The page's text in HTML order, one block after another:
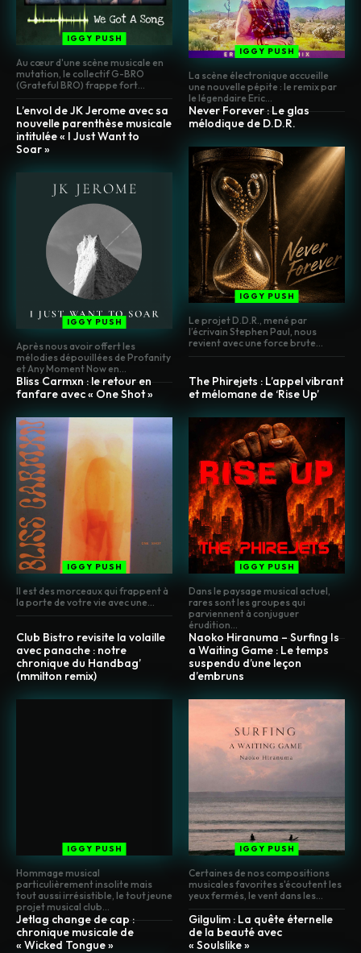
IGGY PUSH
Au cœur d'une scène musicale en
mutation, le collectif G-BRO
(Grateful BRO) frappe fort...
IGGY PUSH
La scène électronique accueille
une nouvelle pépite : le remix par
le légendaire Eric...
L’envol de JK Jerome avec sa
nouvelle parenthèse musicale
intitulée « I Just Want to
Soar »
IGGY PUSH
Après nous avoir offert les
mélodies dépouillées de Profanity
et Any Moment Now en...
Never Forever : Le glas
mélodique de D.D.R.
IGGY PUSH
Le projet D.D.R., mené par
l’écrivain Stephen Paul, nous
revient avec une force brute...
Bliss Carmxn : le retour en
fanfare avec « One Shot »
IGGY PUSH
Il est des morceaux qui frappent à
la porte de votre vie avec une...
The Phirejets : L’appel vibrant
et mélomane de ‘Rise Up’
IGGY PUSH
Dans le paysage musical actuel,
rares sont les groupes qui
parviennent à conjuguer
érudition...
Club Bistro revisite la volaille
avec panache : notre
chronique du Handbag’
(mmilton remix)
IGGY PUSH
Hommage musical
particulièrement insolite mais
tout aussi irrésistible, le tout jeune
projet musical club...
Naoko Hiranuma – Surfing Is
a Waiting Game : Le temps
suspendu d’une leçon
d’embruns
IGGY PUSH
Certaines de nos compositions
musicales favorites s'écoutent les
yeux fermés, le vent dans les...
Jetlag change de cap :
chronique musicale de
« Wicked Tongue »
Gilgulim : La quête éternelle
de la beauté avec
« Soulslike »